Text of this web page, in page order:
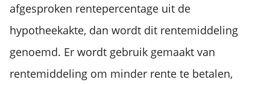
afgesproken rentepercentage uit de
hypotheekakte, dan wordt dit rentemiddeling
genoemd. Er wordt gebruik gemaakt van
rentemiddeling om minder rente te betalen,